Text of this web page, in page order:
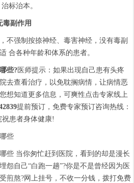
标治本。
毒副作用
强制按捺神经、毒害神经，没有毒副
合各种年龄和体系的患者。
些? 医师提示：如果出现自己患有头疼
去查看治疗，以免耽搁病情，让病情恶
想知道更多信息，可爽性点击专家线上
提前预订，免费专家预订咨询热线：
祝患者身体健康!
些
当你匆忙赶到医院，看到的却是漫长
怨自己“白跑一趟”?你是不是曾经因为医
煎熬?网上挂号，不收一分钱，拨打免费